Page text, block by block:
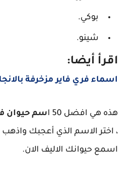
بوكي.
شينو.
اقرأ أيضا:
اسماء فري فاير مزخرفة
هذه هي افضل 50 ا
سم حيوان
، اختر الاسم الذي أعجبك
اسمع حيوانك الاليف الان.